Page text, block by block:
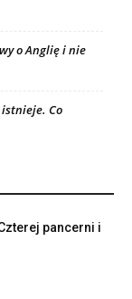
o Anglię i nie
Co
pancerni i